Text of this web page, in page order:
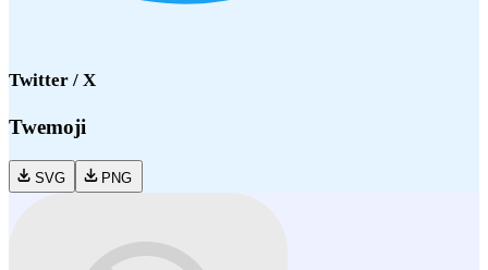
Twitter / X
Twemoji
SVG PNG